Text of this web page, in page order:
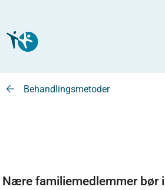
Behandlingsmetoder
Nære familiemedlemmer bør